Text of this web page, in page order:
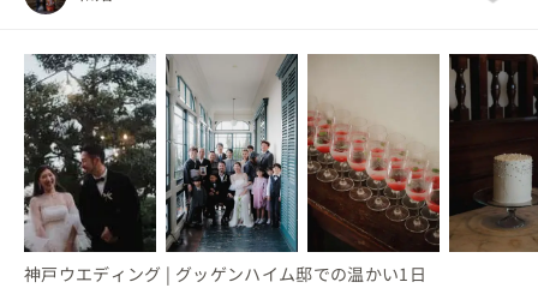
神戸ウエディング | グッゲンハイム邸での温かい1日